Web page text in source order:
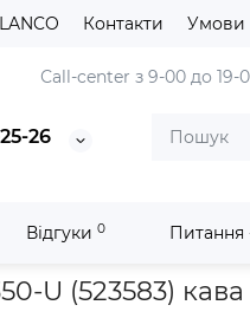
Контакти Умови
Сall-center з 9-00 до 19-
26
Відгуки 0 Питання
Кухонна мийка Blanco
U (523583) кава